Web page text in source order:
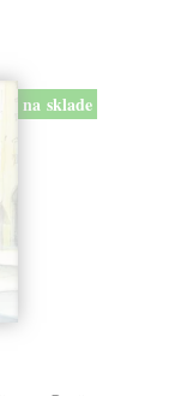
na sklade